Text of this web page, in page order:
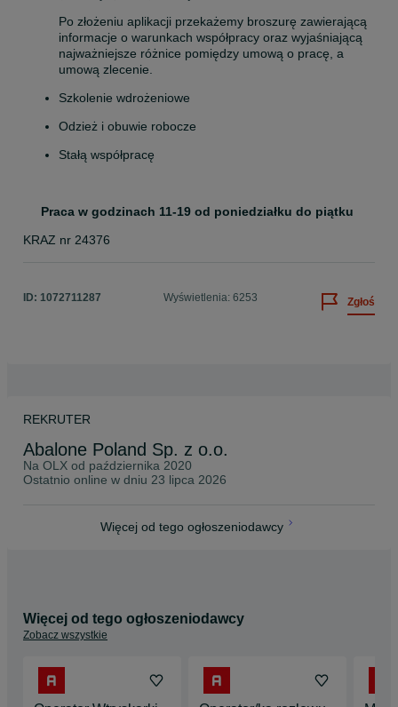
Po złożeniu aplikacji przekażemy broszurę zawierającą
informacje o warunkach współpracy oraz wyjaśniającą
najważniejsze różnice pomiędzy umową o pracę, a
umową zlecenie.
Szkolenie wdrożeniowe
Odzież i obuwie robocze
Stałą współpracę
Praca w godzinach 11-19 od poniedziałku do piątku
KRAZ nr 24376
ID: 1072711287 Wyświetlenia: 6253 Zgłoś
REKRUTER
Abalone Poland Sp. z o.o.
Na OLX od października 2020
Ostatnio online w dniu 23 lipca 2026
Więcej od tego ogłoszeniodawcy
Więcej od tego ogłoszeniodawcy
Zobacz wszystkie